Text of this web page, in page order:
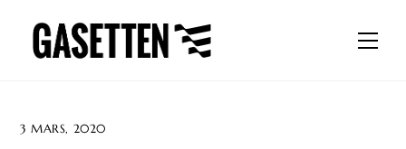
content
3 MARS, 2020